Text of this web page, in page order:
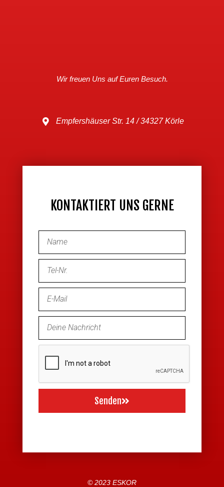
Wir freuen Uns auf Euren Besuch.
Empfershäuser Str. 14 / 34327 Körle
KONTAKTIERT UNS GERNE
Senden
© 2023 ESKOR